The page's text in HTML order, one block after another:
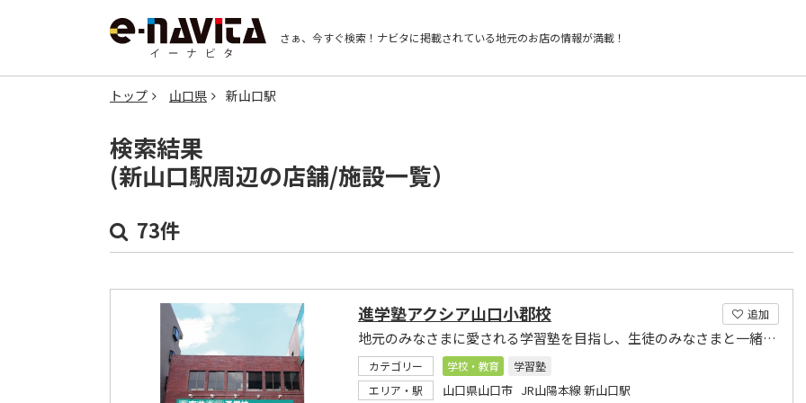
さぁ、今すぐ検索！ ナビタに掲載されている地元のお店の情報が満載！
トップ 山口県 新山口駅
検索結果
(新山口駅周辺の店舗/施設一覧）
73件
追加
進学塾アクシア山口小郡校
地元のみなさまに愛される学習塾を目指し、生徒のみなさまと一緒に歩みつづけて行く
カテゴリー 学校・教育
学習塾
エリア・駅
山口県山口市 JR山陽本線 新山口駅